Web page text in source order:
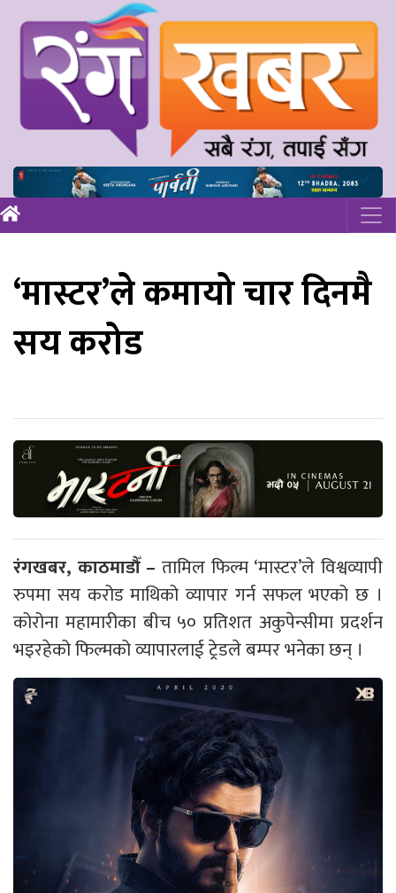
‘मास्टर’ले कमायो चार दिनमै
सय करोड
रंगखबर, काठमाडौँ – तामिल फिल्म ‘मास्टर’ले विश्वव्यापी
रुपमा सय करोड माथिको व्यापार गर्न सफल भएको छ ।
कोरोना महामारीका बीच ५० प्रतिशत अकुपेन्सीमा प्रदर्शन
भइरहेको फिल्मको व्यापारलाई ट्रेडले बम्पर भनेका छन् ।